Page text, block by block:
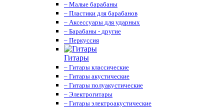
– Малые барабаны
– Пластики для барабанов
– Аксессуары для ударных
– Барабаны - другие
– Перкуссия
Гитары
– Гитары классические
– Гитары акустические
– Гитары полуакустические
– Электрогитары
– Гитары электроакустические